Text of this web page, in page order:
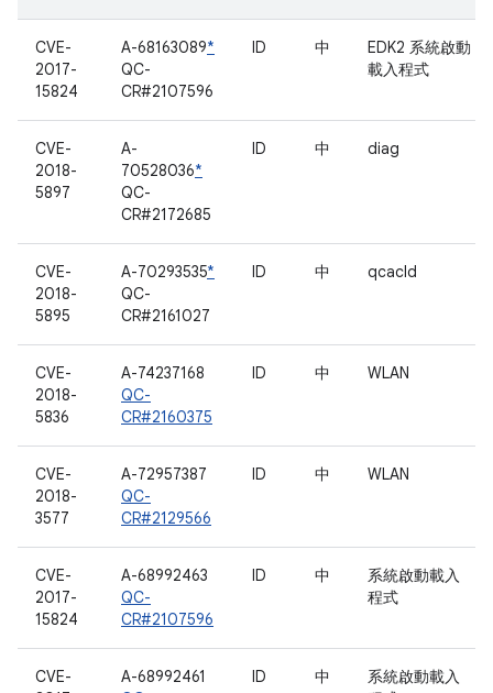
CVE-
2017-
15824
A-68163089*
QC-
CR#2107596
ID 中
EDK2 系統啟動
載入程式
CVE-
2018-
5897
A-
70528036*
QC-
CR#2172685
ID 中 diag
CVE-
2018-
5895
A-70293535*
QC-
CR#2161027
ID 中 qcacld
CVE-
2018-
5836
A-74237168
QC-
CR#2160375
ID 中 WLAN
CVE-
2018-
3577
A-72957387
QC-
CR#2129566
ID 中 WLAN
CVE-
2017-
15824
A-68992463
QC-
CR#2107596
ID 中
系統啟動載入
程式
CVE-
A-68992461
ID 中
系統啟動載入